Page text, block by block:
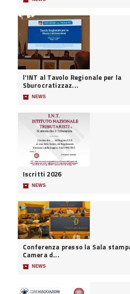
l'INT al Tavolo Regionale per la
Sburocratizzaz...
📦 NEWS
Iscritti 2026
📦 NEWS
Conferenza presso la Sala
Camera d...
📦 NEWS